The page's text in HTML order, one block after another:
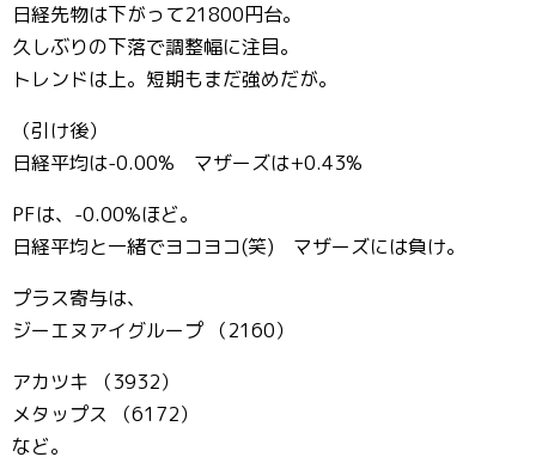
日経先物は下がって21800円台。
久しぶりの下落で調整幅に注目。
トレンドは上。短期もまだ強めだが。
（引け後）
日経平均は-0.00% マザーズは+0.43%
PFは、-0.00%ほど。
日経平均と一緒でヨコヨコ(笑) マザーズには負け。
プラス寄与は、
ジーエヌアイグループ （2160）
アカツキ （3932）
メタップス （6172）
など。